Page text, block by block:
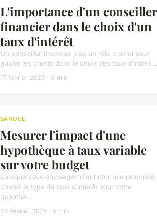
L'importance d'un conseiller
financier dans le choix d'un
taux d'intérêt
Un conseiller financier joue un rôle crucial pour
guider les clients dans le choix des taux d'intérê...
17 février 2025 · 6 min
BANQUE
Mesurer l'impact d'une
hypothèque à taux variable
sur votre budget
Lorsque vous envisagez d'acheter une propriété,
choisir le type de taux d'intérêt pour votre
hypothè...
24 février 2025 · 5 min